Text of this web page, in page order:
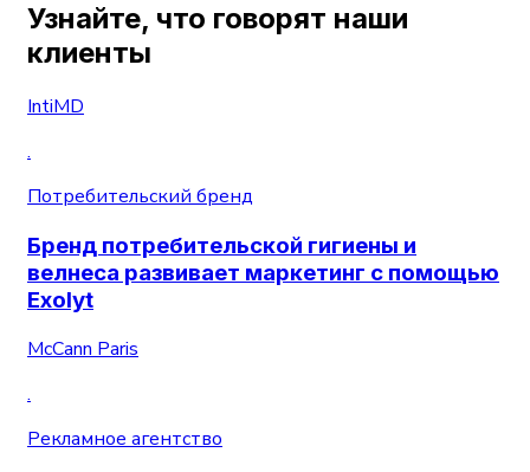
Узнайте, что говорят наши
клиенты
IntiMD
.
Потребительский бренд
Бренд потребительской гигиены и
велнеса развивает маркетинг с помощью
Exolyt
McCann Paris
.
Рекламное агентство